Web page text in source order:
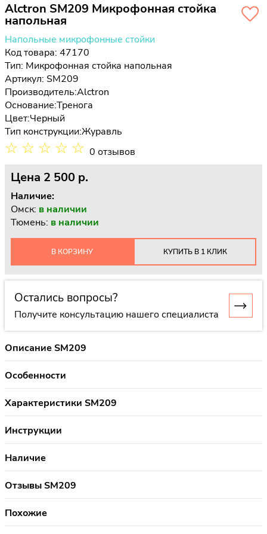
Alctron SM209 Микрофонная стойка
напольная
Напольные микрофонные стойки
Код товара: 47170
Тип: Микрофонная стойка напольная
Артикул: SM209
Производитель:Alctron
Основание:Тренога
Цвет:Черный
Тип конструкции:Журавль
☆ ☆ ☆ ☆ ☆ 0 отзывов
Цена 2 500 p.
Наличие:
Омск: в наличии
Тюмень: в наличии
В КОРЗИНУ КУПИТЬ В 1 КЛИК
Остались вопросы?
Получите консультацию нашего специалиста
Описание SM209
Особенности
Характеристики SM209
Инструкции
Наличие
Отзывы SM209
Похожие